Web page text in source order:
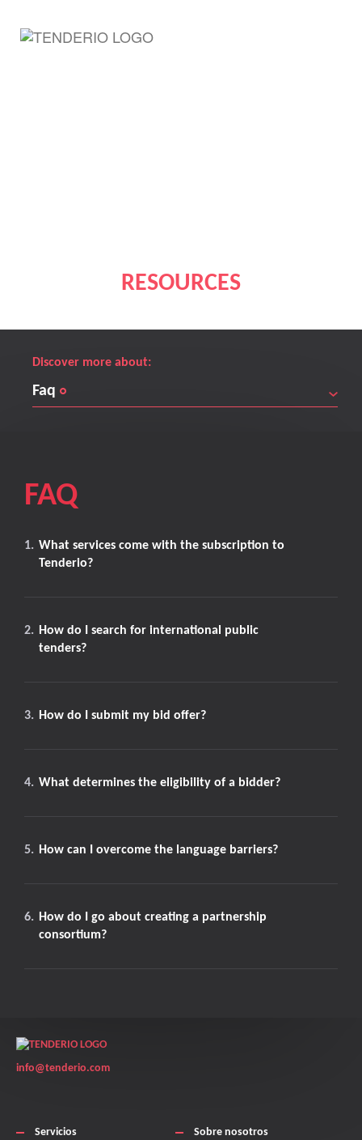
RESOURCES
Discover more about:
Faq
FAQ
1. What services come with the subscription to
Tenderio?
2. How do I search for international public
tenders?
3. How do I submit my bid offer?
4. What determines the eligibility of a bidder?
5. How can I overcome the language barriers?
6. How do I go about creating a partnership
consortium?
info@tenderio.com
Servicios
Sobre nosotros